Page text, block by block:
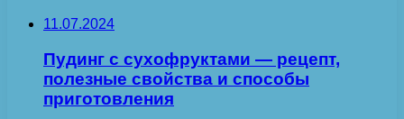
11.07.2024
Пудинг с сухофруктами — рецепт,
полезные свойства и способы
приготовления